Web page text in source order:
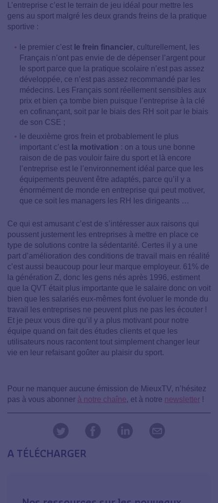
L’entreprise c’est le terrain de jeu idéal pour mettre les
gens au sport malgré les deux grands freins de la pratique
sportive :
le premier c’est le frein financier, culturellement, les
Français n’ont pas envie de de dépenser l’argent pour
le sport parce que la pratique scolaire n’est pas assez
développée, ce n’est pas assez recommandé par les
médecins. Les Français sont réellement sensibles aux
prix et bien ça tombe bien puisque l’entreprise à la clé
en cofinançant, soit par le biais des RH soit par le biais
de son CSE ;
le deuxième gros frein et probablement le plus
important c’est la motivation : on a tous une bonne
raison de de pas vouloir faire du sport et là encore
l’entreprise est le l’environnement idéal parce que les
équipements peuvent être adaptés, parce qu’il y a
énormément de monde en entreprise qui peut motiver,
que ce soit les managers les RH les dirigeants …
Ce qui est amusant c’est de s’intéresser aux raisons qui
poussent justement les entreprises à mettre en place ce
type de solutions contre la sédentarité. Certes il y a une
part d’amélioration des conditions de travail mais en réalité
c’est aussi beaucoup pour leur marque employeur. 61% de
la génération Z, donc les gens nés après 1996, estiment
que la QVT était plus importante que le salaire donc on voit
bien que les salariés eux-mêmes font évoluer le monde du
travail les entreprises ne peuvent plus ne pas les écouter !
Et je peux vous dire qu’il y a plus motivant pour notre
équipe quand on fait des études clients et que les
utilisateurs nous racontent tout simplement changer leur
vie en leur refaisant goûter au plaisir du sport.
Pour ne manquer aucune émission de MieuxTV, n’hésitez
pas à vous abonner à notre chaîne, et à notre newsletter !
A TÉLÉCHARGER